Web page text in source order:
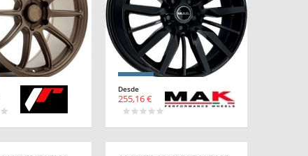
Desde
255,16 €